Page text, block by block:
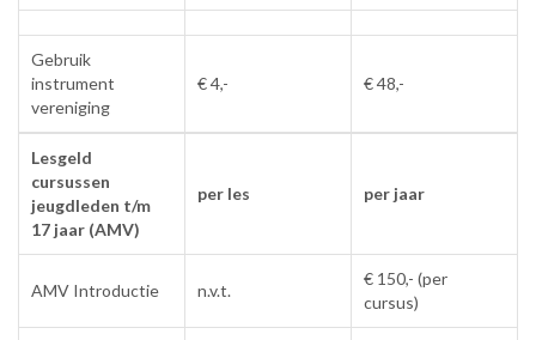
Gebruik
instrument
vereniging
€ 4,- € 48,-
Lesgeld
cursussen
jeugdleden t/m
17 jaar (AMV)
per les per jaar
AMV Introductie n.v.t.
€ 150,- (per
cursus)